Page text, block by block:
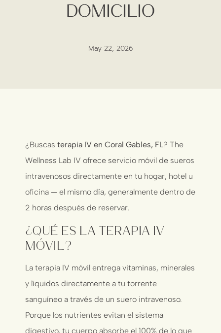
Domicilio
May 22, 2026
¿Buscasterapia IV en Coral Gables, FL? The
Wellness Lab IV ofrece servicio móvil de sueros
intravenosos directamente en tu hogar, hotel u
oficina — el mismo día, generalmente dentro de
2 horas después de reservar.
¿Qué Es la Terapia IV
Móvil?
La terapia IV móvil entrega vitaminas, minerales
y líquidos directamente a tu torrente
sanguíneo a través de un suero intravenoso.
Porque los nutrientes evitan el sistema
digestivo, tu cuerpo absorbe el 100% de lo que